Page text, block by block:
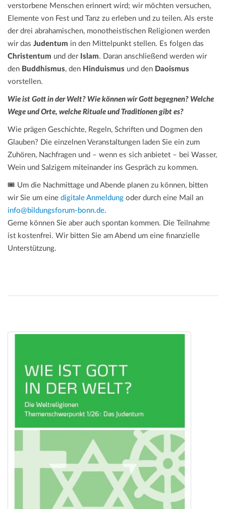
verstorbene Menschen erinnert wird; wir möchten versuchen,
Elemente von Fest und Tanz zu erleben und zu teilen. Als erste
der drei abrahamischen, monotheistischen Religionen werden
wir das Judentum in den Mittelpunkt stellen. Es folgen das
Christentum und der Islam. Daran anschließend werden wir
den Buddhismus, den Hinduismus und den Daoismus
vorstellen.
Wie ist Gott in der Welt? Wie können wir Gott begegnen? Welche
Wege und Orte, welche Rituale und Traditionen gibt es?
Wie prägen Geschichte, Regeln, Schriften und Dogmen den
Glauben? Die einzelnen Veranstaltungen laden Sie ein zum
Zuhören, Nachfragen und – wenn es sich anbietet – bei Wasser,
Wein und Salzigem miteinander ins Gespräch zu kommen.
🎟️ Um die Nachmittage und Abende planen zu können, bitten
wir Sie um eine digitale Anmeldung oder durch eine Mail an
info@bildungsforum-bonn.de.
Gerne können Sie aber auch spontan kommen. Die Teilnahme
ist kostenfrei. Wir bitten Sie am Abend um eine finanzielle
Unterstützung.